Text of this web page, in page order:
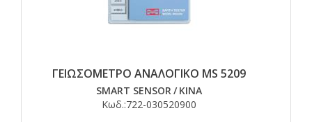
ΓΕΙΩΣΟΜΕΤΡΟ ΑΝΑΛΟΓΙΚΟ MS 5209
SMART SENSOR/ ΚΙΝΑ
Κωδ.:722-030520900